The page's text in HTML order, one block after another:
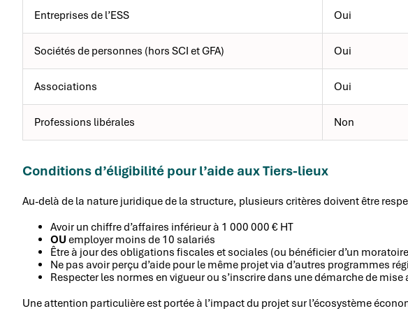
Entreprises de l’ESS Oui
Sociétés de personnes (hors SCI et GFA) Oui
Associations Oui
Professions libérales Non
Conditions d’éligibilité pour l’aide aux Tiers-lieux
Au-delà de la nature juridique de la structure, plusieurs critères doivent être
Avoir un chiffre d’affaires inférieur à 1 000 000 € HT
OU employer moins de 10 salariés
Être à jour des obligations fiscales et sociales (ou bénéficier d’un
Ne pas avoir perçu d’aide pour le même projet via d’autres programmes
Respecter les normes en vigueur ou s’inscrire dans une démarche de
Une attention particulière est portée à l’impact du projet sur l’écosystème